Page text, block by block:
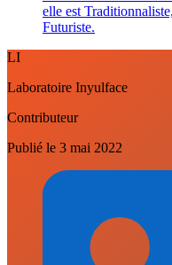
elle est
Futuriste.
LI
Laboratoire Inyulface
Contributeur
Publié le 3 mai 2022